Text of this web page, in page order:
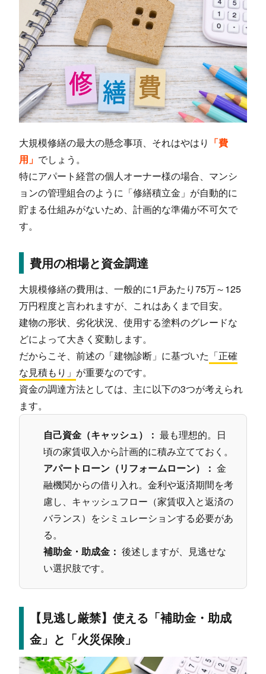
大規模修繕の最大の懸念事項、それはやはり 「費
用」 でしょう。
特にアパート経営の個人オーナー様の場合、マンシ
ョンの管理組合のように「修繕積立金」が自動的に
貯まる仕組みがないため、計画的な準備が不可欠で
す。
費用の相場と資金調達
大規模修繕の費用は、一般的に1戸あたり75万～125
万円程度と言われますが、これはあくまで目安。
建物の形状、劣化状況、使用する塗料のグレードな
どによって大きく変動します。
だからこそ、前述の「建物診断」に基づいた 「正確
な見積もり」 が重要なのです。
資金の調達方法としては、主に以下の3つが考えられ
ます。
自己資金（キャッシュ）： 最も理想的。日
頃の家賃収入から計画的に積み立てておく。
アパートローン（リフォームローン）： 金
融機関からの借り入れ。金利や返済期間を考
慮し、キャッシュフロー（家賃収入と返済の
バランス）をシミュレーションする必要があ
る。
補助金・助成金： 後述しますが、見逃せな
い選択肢です。
【見逃し厳禁】使える「補助金・助成
金」と「火災保険」